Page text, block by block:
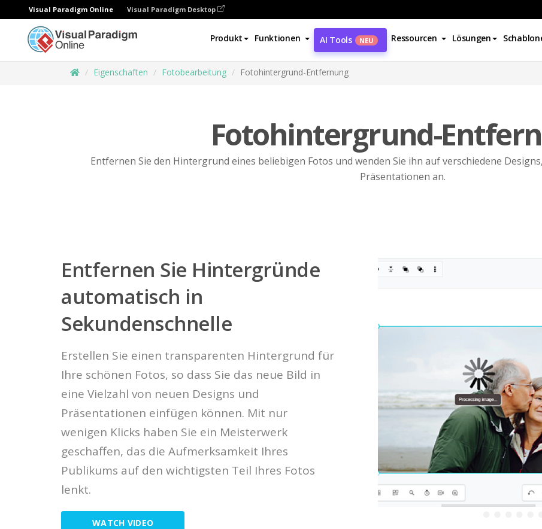
Visual Paradigm Online Visual Paradigm Desktop
Produkt Funktionen AI Tools NEU Ressourcen Lösungen
Eigenschaften Fotobearbeitung Fotohintergrund-Entfernung
Fotohintergrund-
Entfernen Sie den Hintergrund eines beliebigen Fotos und wenden Sie ihn auf verschiedene
Präsentationen an.
Entfernen Sie Hintergründe
automatisch in
Sekundenschnelle
Erstellen Sie einen transparenten Hintergrund für
Ihre schönen Fotos, so dass Sie das neue Bild in
eine Vielzahl von neuen Designs und
Präsentationen einfügen können. Mit nur
wenigen Klicks haben Sie ein Meisterwerk
geschaffen, das die Aufmerksamkeit Ihres
Publikums auf den wichtigsten Teil Ihres Fotos
lenkt.
WATCH VIDEO